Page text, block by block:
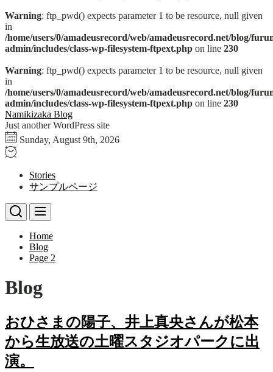
Warning: ftp_pwd() expects parameter 1 to be resource, null given
in
/home/users/0/amadeusrecord/web/amadeusrecord.net/blog/
admin/includes/class-wp-filesystem-ftpext.php on line 230
Warning: ftp_pwd() expects parameter 1 to be resource, null given
in
/home/users/0/amadeusrecord/web/amadeusrecord.net/blog/
admin/includes/class-wp-filesystem-ftpext.php on line 230
Skip
to
the
content
Namikizaka Blog
Just another WordPress site
Sunday, August 9th, 2026
Stories
サンプルページ
Home
Blog
Page 2
Blog
おひさまの陽子、井上真央さんが松本
から生放送の土曜スタジオパークに出
演。